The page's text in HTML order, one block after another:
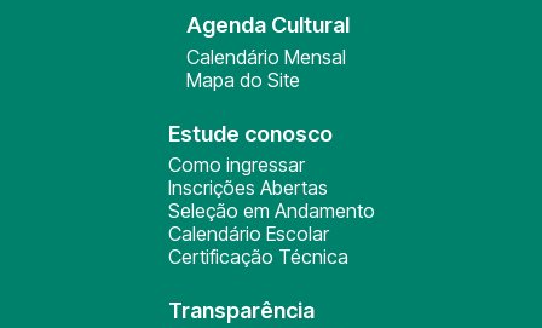
Agenda Cultural
Calendário Mensal
Mapa do Site
Estude conosco
Como ingressar
Inscrições Abertas
Seleção em Andamento
Calendário Escolar
Certificação Técnica
Transparência